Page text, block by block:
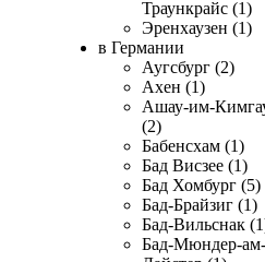
Траункрайс (1)
Эренхаузен (1)
в Германии
Аугсбург (2)
Ахен (1)
Ашау-им-
(2)
Бабенсхам (1)
Бад Висзее (1)
Бад Хомбург (5)
Бад-Брайзиг (1)
Бад-Вильснак
Бад-Мюндер-ам-